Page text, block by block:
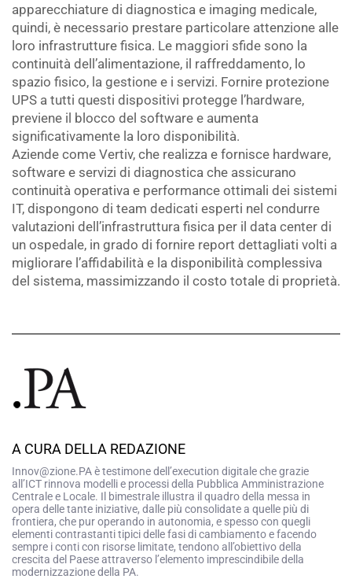
apparecchiature di diagnostica e imaging medicale,
quindi, è necessario prestare particolare attenzione alle
loro infrastrutture fisica. Le maggiori sfide sono la
continuità dell’alimentazione, il raffreddamento, lo
spazio fisico, la gestione e i servizi. Fornire protezione
UPS a tutti questi dispositivi protegge l’hardware,
previene il blocco del software e aumenta
significativamente la loro disponibilità.
Aziende come Vertiv, che realizza e fornisce hardware,
software e servizi di diagnostica che assicurano
continuità operativa e performance ottimali dei sistemi
IT, dispongono di team dedicati esperti nel condurre
valutazioni dell’infrastruttura fisica per il data center di
un ospedale, in grado di fornire report dettagliati volti a
migliorare l’affidabilità e la disponibilità complessiva
del sistema, massimizzando il costo totale di proprietà.
A CURA DELLA REDAZIONE
Innov@zione.PA è testimone dell’execution digitale che grazie
all’ICT rinnova modelli e processi della Pubblica Amministrazione
Centrale e Locale. Il bimestrale illustra il quadro della messa in
opera delle tante iniziative, dalle più consolidate a quelle più di
frontiera, che pur operando in autonomia, e spesso con quegli
elementi contrastanti tipici delle fasi di cambiamento e facendo
sempre i conti con risorse limitate, tendono all’obiettivo della
crescita del Paese attraverso l’elemento imprescindibile della
modernizzazione della PA.